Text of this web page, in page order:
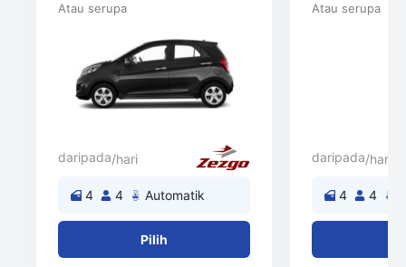
Atau serupa
daripada/hari
4 4 Automatik
Pilih
Atau serupa
daripada/hari
4 4